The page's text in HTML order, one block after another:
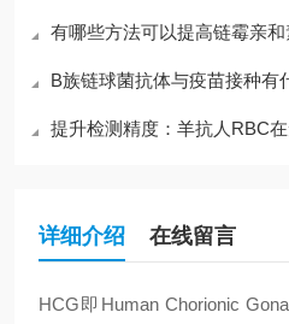
有哪些方法可以提高链霉亲和
B族链球菌抗体与疫苗接种有
提升检测精度：羊抗人RBC
详细介绍 在线留言
HCG即Human Chorionic